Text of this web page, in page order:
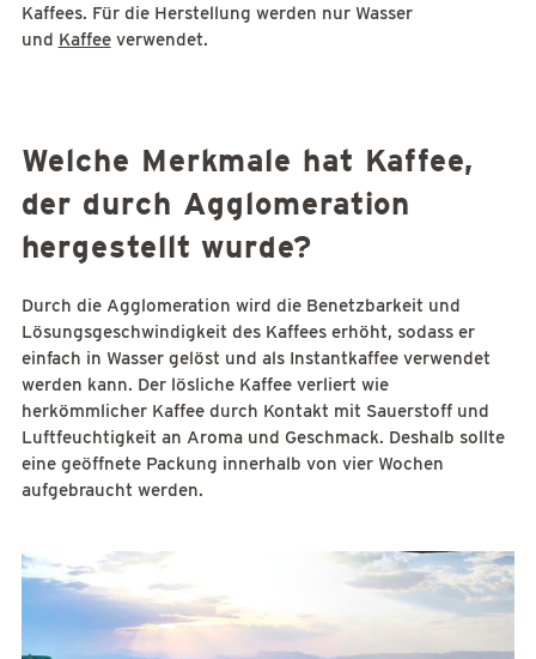
Kaffees. Für die Herstellung werden nur Wasser
und Kaffeeverwendet.
Welche Merkmale hat Kaffee,
der durch Agglomeration
hergestellt wurde?
Durch die Agglomeration wird die Benetzbarkeit und
Lösungsgeschwindigkeit des Kaffees erhöht, sodass er
einfach in Wasser gelöst und als Instantkaffee verwendet
werden kann. Der lösliche Kaffee verliert wie
herkömmlicher Kaffee durch Kontakt mit Sauerstoff und
Luftfeuchtigkeit an Aroma und Geschmack. Deshalb sollte
eine geöffnete Packung innerhalb von vier Wochen
aufgebraucht werden.